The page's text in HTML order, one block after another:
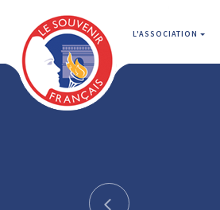
L'ASSOCIATION